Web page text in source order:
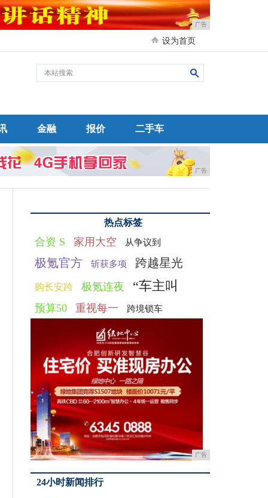
广告
设为首页
金融 报价 二手车
广告
热点标签
合资 S 家用大空 从争议到
极氪官方 斩获多项 跨越星光
购长安跨 极氪连夜 “车主叫
预算50 重视每一 跨境锁车
广告
24小时新闻排行